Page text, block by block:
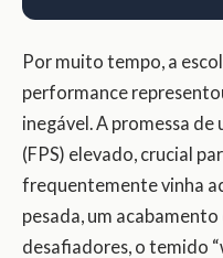
Por muito tempo, a
performance
inegável. A promessa
(FPS) elevado, crucial
frequentemente vinha
pesada, um
desafiadores, o temido